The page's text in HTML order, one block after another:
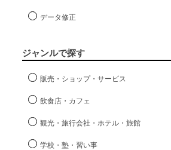
データ修正
ジャンルで探す
販売・ショップ・サービス
飲食店・カフェ
観光・旅行会社・ホテル・旅館
学校・塾・習い事